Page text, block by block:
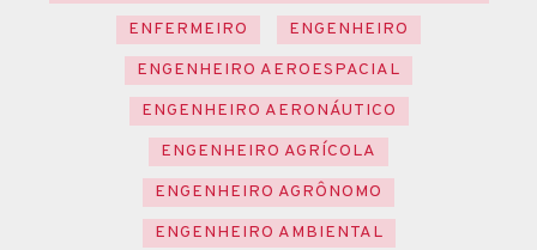
ENFERMEIRO
ENGENHEIRO
ENGENHEIRO AEROESPACIAL
ENGENHEIRO AERONÁUTICO
ENGENHEIRO AGRÍCOLA
ENGENHEIRO AGRÔNOMO
ENGENHEIRO AMBIENTAL